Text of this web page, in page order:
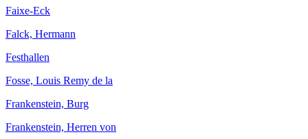
Faixe-Eck
Falck, Hermann
Festhallen
Fosse, Louis Remy de la
Frankenstein, Burg
Frankenstein, Herren von